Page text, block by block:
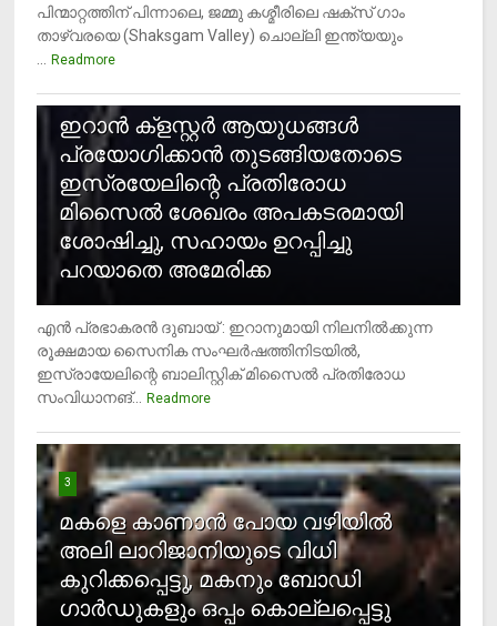
പിന്മാറ്റത്തിന് പിന്നാലെ, ജമ്മു കശ്മീരിലെ ഷക്സ് ​ഗാം
താഴ്‌വരയെ (Shaksgam Valley) ചൊല്ലി ഇന്ത്യയും
Readmore
ഇറാന്‍ ക്‌ളസ്റ്റര്‍ ആയുധങ്ങള്‍
പ്രയോഗിക്കാന്‍ തുടങ്ങിയതോടെ
ഇസ്രയേലിന്റെ പ്രതിരോധ
മിസൈല്‍ ശേഖരം അപകടരമായി
ശോഷിച്ചു, സഹായം ഉറപ്പിച്ചു
പറയാതെ അമേരിക്ക
എന്‍ പ്രഭാകരന്‍ ദുബായ് : ഇറാനുമായി നിലനില്‍ക്കുന്ന
രൂക്ഷമായ സൈനിക സംഘര്‍ഷത്തിനിടയില്‍,
ഇസ്രായേലിന്റെ ബാലിസ്റ്റിക് മിസൈല്‍ പ്രതിരോധ
സംവിധാനങ്...
Readmore
3
മകളെ കാണാന്‍ പോയ വഴിയില്‍
അലി ലാറിജാനിയുടെ വിധി
കുറിക്കപ്പെട്ടു, മകനും ബോഡി
ഗാര്‍ഡുകളും ഒപ്പം കൊല്ലപ്പെട്ടു